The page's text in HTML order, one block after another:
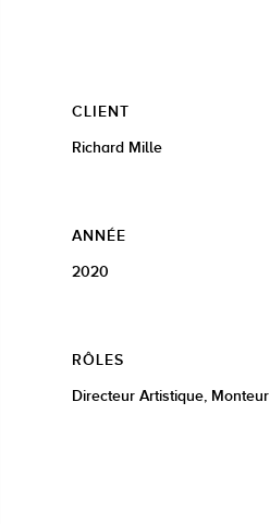
CLIENT
Richard Mille
ANNÉE
2020
RÔLES
Directeur Artistique, Monteur